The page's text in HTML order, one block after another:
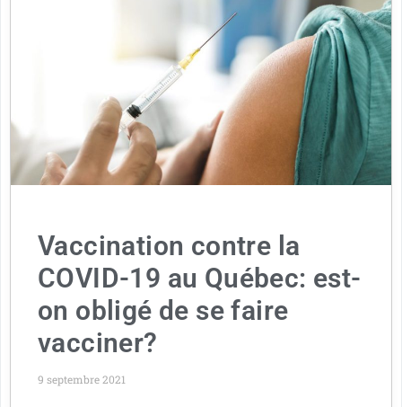
Vaccination contre la
COVID-19 au Québec: est-
on obligé de se faire
vacciner?
9 septembre 2021